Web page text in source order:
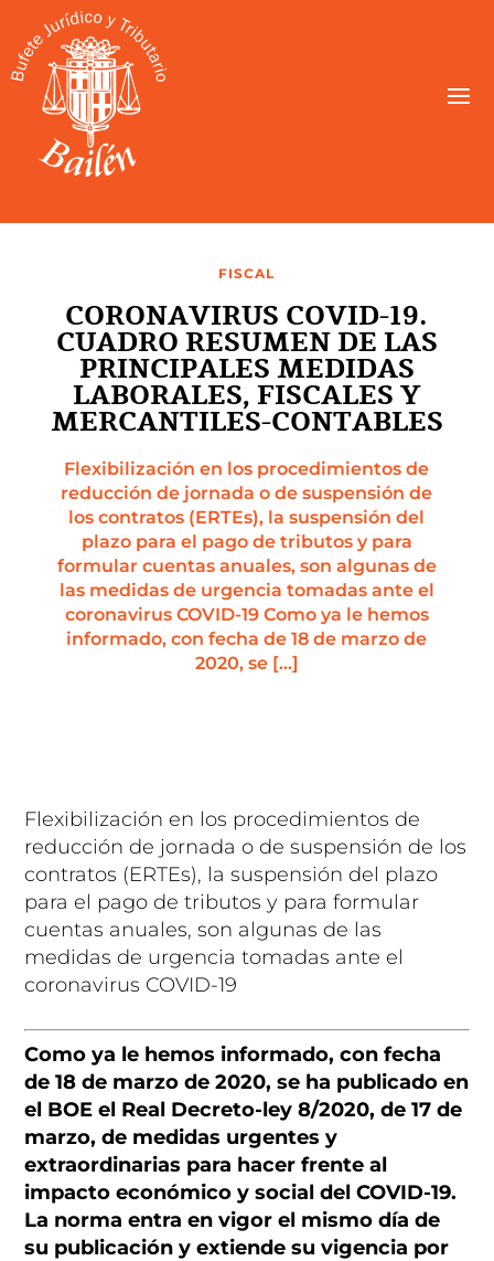
FISCAL
CORONAVIRUS COVID-19.
CUADRO RESUMEN DE LAS
PRINCIPALES MEDIDAS
LABORALES, FISCALES Y
MERCANTILES-CONTABLES
Flexibilización en los procedimientos de
reducción de jornada o de suspensión de
los contratos (ERTEs), la suspensión del
plazo para el pago de tributos y para
formular cuentas anuales, son algunas de
las medidas de urgencia tomadas ante el
coronavirus COVID-19 Como ya le hemos
informado, con fecha de 18 de marzo de
2020, se […]
Flexibilización en los procedimientos de
reducción de jornada o de suspensión de los
contratos (ERTEs), la suspensión del plazo
para el pago de tributos y para formular
cuentas anuales, son algunas de las
medidas de urgencia tomadas ante el
coronavirus COVID-19
Como ya le hemos informado, con fecha
de 18 de marzo de 2020, se ha publicado en
el BOE el Real Decreto-ley 8/2020, de 17 de
marzo, de medidas urgentes y
extraordinarias para hacer frente al
impacto económico y social del COVID-19.
La norma entra en vigor el mismo día de
su publicación y extiende su vigencia por